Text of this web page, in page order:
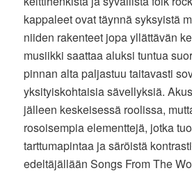
kappaleet ovat täynnä syksyistä
niiden rakenteet jopa yllättävän
musiikki saattaa aluksi tuntua
pinnan alta paljastuu taitavasti
yksityiskohtaisia sävellyksiä.
jälleen keskeisessä roolissa,
rosoisempia elementtejä, jotka
tarttumapintaa ja säröistä
edeltäjällään Songs From The